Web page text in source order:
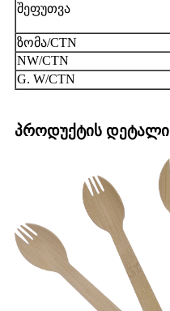
შეფუთვა
ზომა/CTN
NW/CTN
G. W/CTN
პროდუქტის დეტალი